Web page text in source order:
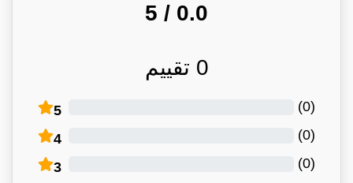
0.0
/ 5
0 تقييم
5 (
0
)
4 (
0
)
3 (
0
)